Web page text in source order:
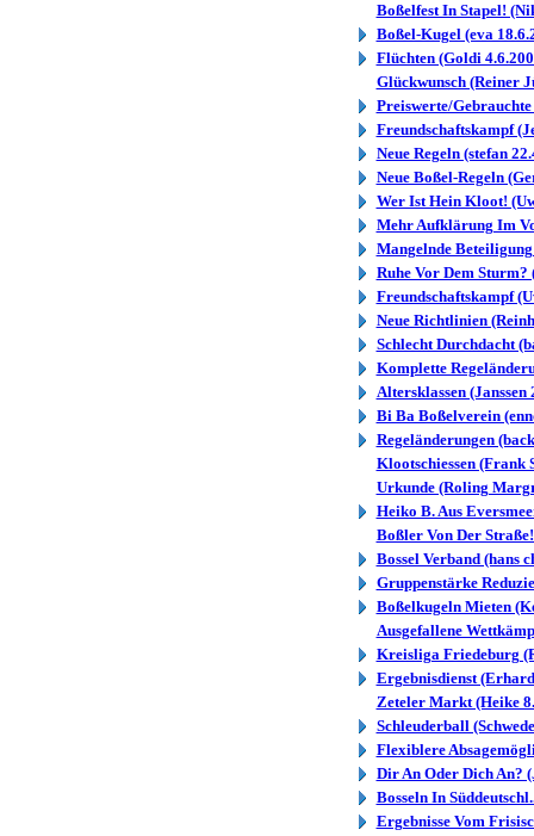
Boßelfest In Stapel!
Boßel-Kugel (eva
Flüchten (Goldi
Glückwunsch (Reiner
Preiswerte/
Freundschaftskampf
Neue Regeln (stefan
Neue Boßel-Regeln
Wer Ist Hein Kloot!
Mehr Aufklärung Im
Mangelnde
Ruhe Vor Dem Sturm?
Freundschaftskampf
Neue Richtlinien
Schlecht Durchdacht
Komplette
Altersklassen (Janssen
Bi Ba Boßelverein
Regeländerungen
Klootschiessen (Frank
Urkunde (Roling
Heiko B. Aus
Boßler Von Der
Bossel Verband (hans
Gruppenstärke
Boßelkugeln Mieten
Ausgefallene
Kreisliga Friedeburg
Ergebnisdienst
Zeteler Markt (Heike
Schleuderball
Flexiblere
Dir An Oder Dich An?
Bosseln In
Ergebnisse Vom